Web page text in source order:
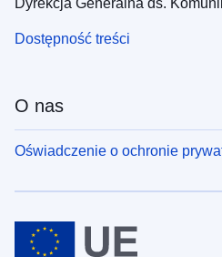
Dyrekcja Generalna ds.
Dostępność treści
O nas
Oświadczenie o ochronie